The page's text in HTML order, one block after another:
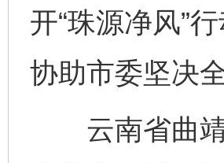
开“珠源净风”
协助市委坚决
云南省曲靖